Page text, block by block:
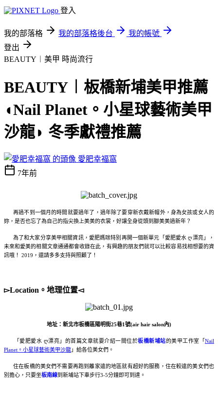
登入
我的部落格 我的部落格後台
我的帳號
登出
BEAUTY︱美甲 時尚流行
BEAUTY︱板橋新埔美甲推薦
◖Nail Planet。小星球藝術美甲
沙龍◗ 冬季獻禮推薦
愛肥幸福窩
7年前
再過不到一個月的時間就要過年了，過年除了要穿新衣戴新帽外，身為女孩或女人的
妳，是否也忘了為自己的指尖換上美美的衣裳，好讓全身從頭到腳美美過新年？
為了和大家分享美甲相關資訊，愛肥媽咪特別再開一個新單元「愛肥愛水 ღ漂亮」，
未來和愛美的相關文章通通都會收錄在此，有興趣的朋友們就可以比較容易找相想要的資
訊哦！ 2019，還請多多支持與照顧了！
▻Location。地理位置◅
地址：新北市板橋區陽明街25巷1號(air hair salon內)
「愛肥愛水 ღ漂亮」的首篇文章就要介紹一間位於板橋新埔站的美甲工作室「Nail
Planet。小星球藝術美甲沙龍 」給各位美女們。
住在板橋的美女們不需要再跑到離家遠的地區就有超好的服務，住在較遠的美女們也
別擔心，只要坐板南線到新埔站下車步行3-5分鐘即可到達。